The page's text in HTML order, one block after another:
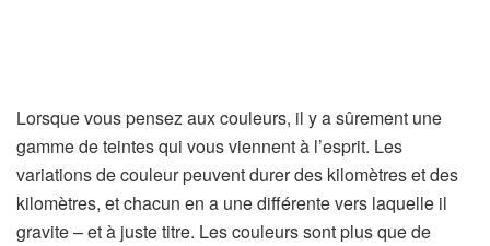
Lorsque vous pensez aux couleurs, il y a sûrement une
gamme de teintes qui vous viennent à l’esprit. Les
variations de couleur peuvent durer des kilomètres et des
kilomètres, et chacun en a une différente vers laquelle il
gravite – et à juste titre. Les couleurs sont plus que de